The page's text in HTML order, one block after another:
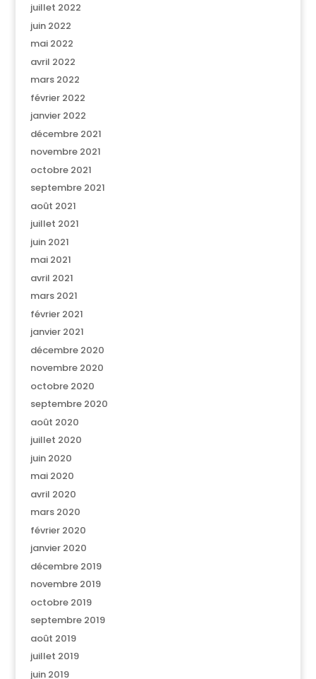
juillet 2022
juin 2022
mai 2022
avril 2022
mars 2022
février 2022
janvier 2022
décembre 2021
novembre 2021
octobre 2021
septembre 2021
août 2021
juillet 2021
juin 2021
mai 2021
avril 2021
mars 2021
février 2021
janvier 2021
décembre 2020
novembre 2020
octobre 2020
septembre 2020
août 2020
juillet 2020
juin 2020
mai 2020
avril 2020
mars 2020
février 2020
janvier 2020
décembre 2019
novembre 2019
octobre 2019
septembre 2019
août 2019
juillet 2019
juin 2019